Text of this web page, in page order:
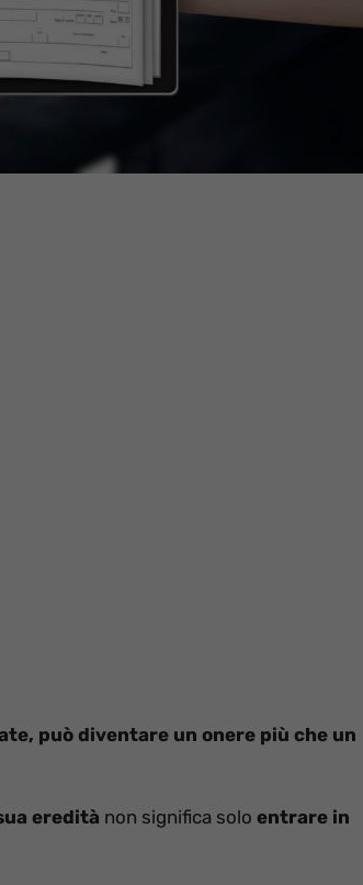
può diventare un onere più che un
eredità non significa solo entrare in